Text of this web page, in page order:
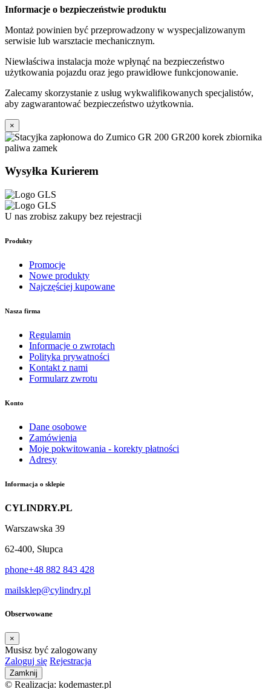
Informacje o bezpieczeństwie produktu
Montaż powinien być przeprowadzony w wyspecjalizowanym
serwisie lub warsztacie mechanicznym.
Niewłaściwa instalacja może wpłynąć na bezpieczeństwo
użytkowania pojazdu oraz jego prawidłowe funkcjonowanie.
Zalecamy skorzystanie z usług wykwalifikowanych specjalistów,
aby zagwarantować bezpieczeństwo użytkownia.
×
Wysyłka Kurierem
U nas zrobisz zakupy bez rejestracji
Produkty
Promocje
Nowe produkty
Najczęściej kupowane
Nasza firma
Regulamin
Informacje o zwrotach
Polityka prywatności
Kontakt z nami
Formularz zwrotu
Konto
Dane osobowe
Zamówienia
Moje pokwitowania - korekty płatności
Adresy
Informacja o sklepie
CYLINDRY.PL
Warszawska 39
62-400, Słupca
phone+48 882 843 428
mailsklep@cylindry.pl
Obserwowane
×
Musisz być zalogowany
Zaloguj się Rejestracja
Zamknij
© Realizacja: kodemaster.pl